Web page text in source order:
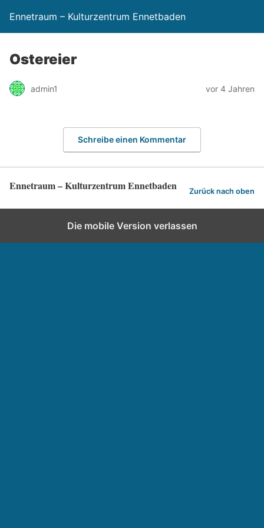
Ennetraum – Kulturzentrum Ennetbaden
Ostereier
admin1 vor 4 Jahren
Schreibe einen Kommentar
Ennetraum – Kulturzentrum Ennetbaden Zurück nach oben
Die mobile Version verlassen